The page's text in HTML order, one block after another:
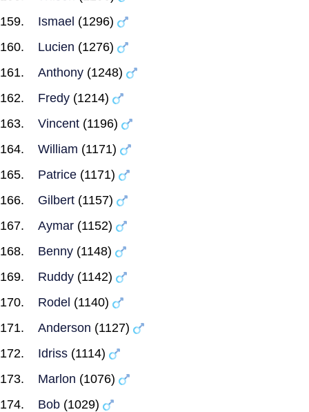
Ismael (1296)
Lucien (1276)
Anthony (1248)
Fredy (1214)
Vincent (1196)
William (1171)
Patrice (1171)
Gilbert (1157)
Aymar (1152)
Benny (1148)
Ruddy (1142)
Rodel (1140)
Anderson (1127)
Idriss (1114)
Marlon (1076)
Bob (1029)